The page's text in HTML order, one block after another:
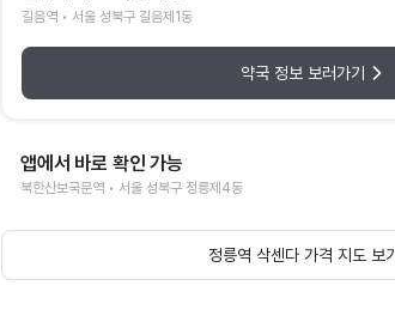
길음역 • 서울 성북구 길음제1동
약국 정보 보러가기
앱에서 바로 확인 가능
북한산보국문역 • 서울 성북구 정릉제4동
정릉역 삭센다 가격 지도 보기